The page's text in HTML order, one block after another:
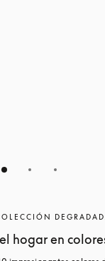
hogar en